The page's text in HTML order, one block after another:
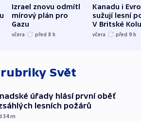
Izrael znovu odmítl
mírový plán pro
Gazu
včera před 8 h
Kanadu i
sužují lesní
V Britské
evakuovali
včera před 9 h
Svět
úřady hlásí první oběť
lesních požárů
34m